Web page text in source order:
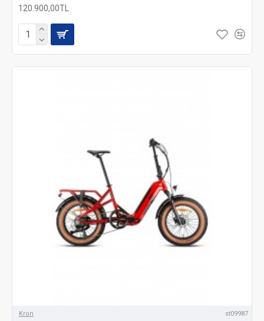
120.900,00TL
Kron st09987